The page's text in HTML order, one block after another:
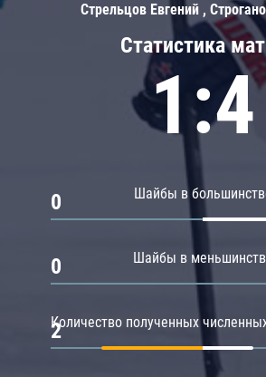
Статистика
1:4
Шайбы в
0
Шайбы в
0
Количество полученных
2
Стрельцов Евгений ,